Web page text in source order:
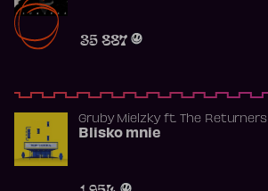
35 887
Gruby Mielzkyft. The Returners
Blisko mnie